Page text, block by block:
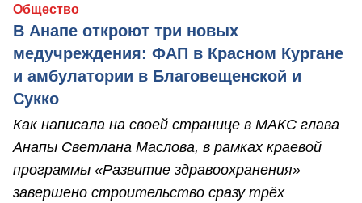
Общество
В Анапе откроют три новых
медучреждения: ФАП в Красном Кургане
и амбулатории в Благовещенской и
Сукко
Как написала на своей странице в МАКС глава
Анапы Светлана Маслова, в рамках краевой
программы «Развитие здравоохранения»
завершено строительство сразу трёх